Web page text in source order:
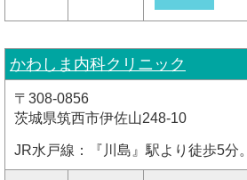
かわしま内科クリニック
〒308-0856
茨城県筑西市伊佐山248-10
JR水戸線：『川島』駅より徒歩5分。